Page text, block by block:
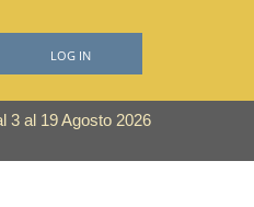
LOG IN
3 al 19 Agosto 2026